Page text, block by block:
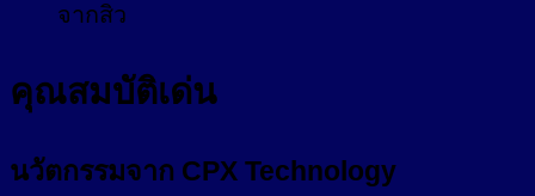
จากสิว
คุณสมบัติเด่น
นวัตกรรมจาก CPX Technology